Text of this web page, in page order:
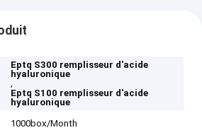
Eptq S300 remplisseur d'acide
hyaluronique
,
Eptq S100 remplisseur d'acide
hyaluronique
1000box/Month